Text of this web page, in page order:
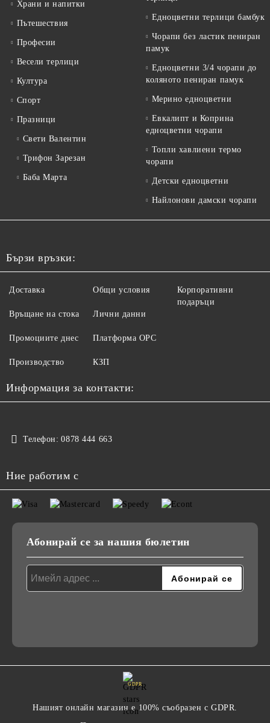
Храни и напитки
Пътешествия
Професии
Весели терлици
Култура
Спорт
Празници
Свети Валентин
Трифон Зарезан
Баба Марта
Едноцветни терлици бамбук
Чорапи без ластик пениран
памук
Едноцветни 3/4 чорапи до
коляното пениран памук
Мерино едноцветни
Евкалипт и Коприна
едноцветни чорапи
Топли хавлиени термо
чорапи
Детски едноцветни
Найлонови дамски чорапи
Бързи връзки:
Доставка
Връщане на стока
Промоциите днес
Производство
Общи условия
Лични данни
Платформа ОРС
КЗП
Корпоративни
подаръци
Информация за контакти:
Телефон: 0878 444 663
Ние работим с
Абонирай се за нашия бюлетин
GDPR
Нашият онлайн магазин е 100% съобразен с GDPR.